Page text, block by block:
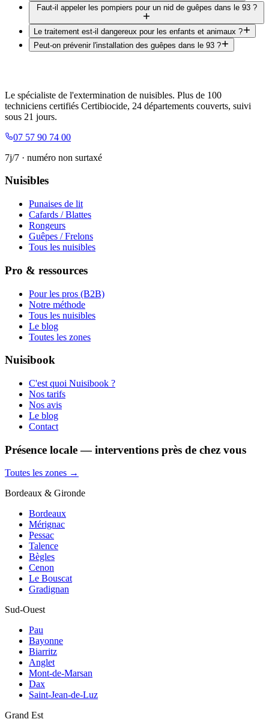
Faut-il appeler les pompiers pour un nid de guêpes dans le 93 ?
Le traitement est-il dangereux pour les enfants et animaux ?
Peut-on prévenir l'installation des guêpes dans le 93 ?
Le spécialiste de l'extermination de nuisibles. Plus de 100
techniciens certifiés Certibiocide, 24 départements couverts, suivi
sous 21 jours.
07 57 90 74 00
7j/7 · numéro non surtaxé
Nuisibles
Punaises de lit
Cafards / Blattes
Rongeurs
Guêpes / Frelons
Tous les nuisibles
Pro & ressources
Pour les pros (B2B)
Notre méthode
Tous les nuisibles
Le blog
Toutes les zones
Nuisibook
C'est quoi Nuisibook ?
Nos tarifs
Nos avis
Le blog
Contact
Présence locale — interventions près de chez vous
Toutes les zones →
Bordeaux & Gironde
Bordeaux
Mérignac
Pessac
Talence
Bègles
Cenon
Le Bouscat
Gradignan
Sud-Ouest
Pau
Bayonne
Biarritz
Anglet
Mont-de-Marsan
Dax
Saint-Jean-de-Luz
Grand Est